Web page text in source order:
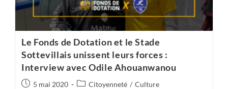
Le Fonds de Dotation et le Stade
Sottevillais unissent leurs forces :
Interview avec Odile Ahouanwanou
Publication
5 mai 2020
PostCitoyenneté / Culture